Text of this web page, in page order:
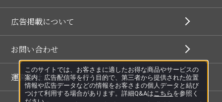
広告掲載について
お問い合わせ
運営会社
このサイトでは、お客さまに適したお得な商品やサービスの
案内、広告配信等を行う目的で、第三者から提供された位置
情報や広告データなどの情報をお客さまの個人データと結び
つけて利用する場合があります。詳細Q&Aはこちら を参照く